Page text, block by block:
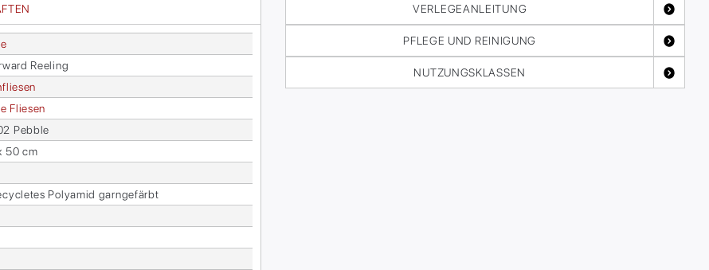
Re­e­ling
Flie­sen
Peb­b­le
50 cm
Po­ly­amid garn­ge­färbt
VERLEGEANLEITUNG
PFLEGE UND REINIGUNG
NUTZUNGSKLASSEN